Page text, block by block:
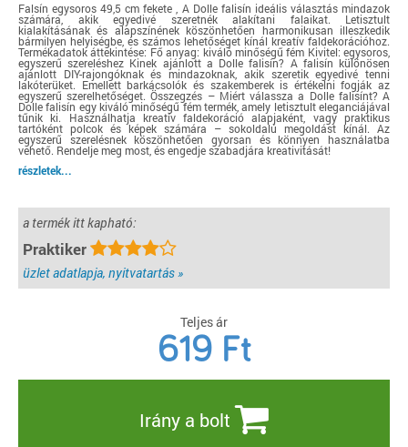
Falsín egysoros 49,5 cm fekete , A Dolle falisín ideális választás mindazok
számára, akik egyedivé szeretnék alakítani falaikat. Letisztult
kialakításának és alapszínének köszönhetően harmonikusan illeszkedik
bármilyen helyiségbe, és számos lehetőséget kínál kreatív faldekorációhoz.
Termékadatok áttekintése: Fő anyag: kiváló minőségű fém Kivitel: egysoros,
egyszerű szereléshez Kinek ajánlott a Dolle falisín? A falisín különösen
ajánlott DIY-rajongóknak és mindazoknak, akik szeretik egyedivé tenni
lakóterüket. Emellett barkácsolók és szakemberek is értékelni fogják az
egyszerű szerelhetőséget. Összegzés – Miért válassza a Dolle falisínt? A
Dolle falisín egy kiváló minőségű fém termék, amely letisztult eleganciájával
tűnik ki. Használhatja kreatív faldekoráció alapjaként, vagy praktikus
tartóként polcok és képek számára – sokoldalú megoldást kínál. Az
egyszerű szerelésnek köszönhetően gyorsan és könnyen használatba
vehető. Rendelje meg most, és engedje szabadjára kreativitását!
részletek...
a termék itt kapható:
Praktiker
üzlet adatlapja, nyitvatartás »
Teljes ár
619 Ft
Irány a bolt